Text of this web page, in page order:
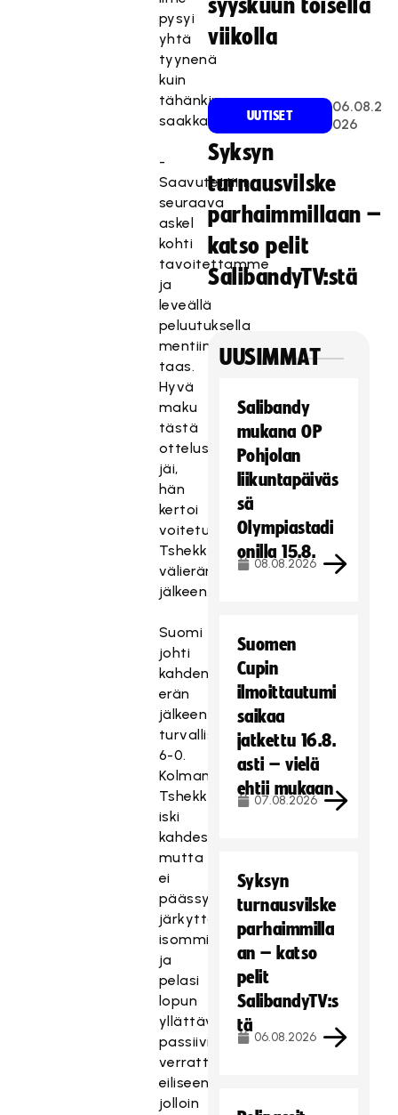
pysyi
yhtä
tyynenä
kuin
tähänkin
saakka.
-
Saavutettiin
seuraava
askel
kohti
tavoitettamme
ja
leveällä
peluutuksella
mentiin
taas.
Hyvä
maku
tästä
ottelusta
jäi,
hän
kertoi
voitetun
Tshekki-
välierän
jälkeen.
Suomi
johti
kahden
erän
jälkeen
turvallisesti
6-0.
Kolmannessa
Tshekki
iski
kahdesti,
mutta
ei
päässyt
järkyttämään
isommin
ja
pelasi
lopun
yllättävänkin
passiivisesti
verrattuna
eiliseen,
jolloin
syyskuun toisella
viikolla
UUTISET
06.08.2
026
Syksyn
turnausvilske
parhaimmillaan –
katso pelit
SalibandyTV:stä
UUSIMMAT
Salibandy
mukana OP
Pohjolan
liikuntapäiväs
sä
Olympiastadi
onilla 15.8.
08.08.2026
Suomen
Cupin
ilmoittautumi
saikaa
jatkettu 16.8.
asti – vielä
ehtii mukaan
07.08.2026
Syksyn
turnausvilske
parhaimmilla
an – katso
pelit
SalibandyTV:s
tä
06.08.2026